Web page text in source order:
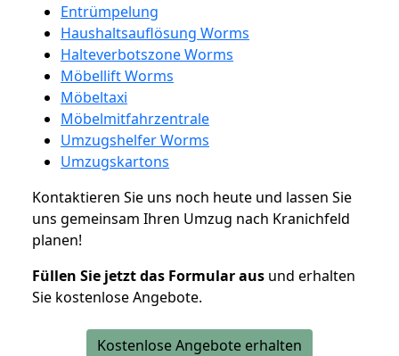
Entrümpelung
Haushaltsauflösung Worms
Halteverbotszone Worms
Möbellift Worms
Möbeltaxi
Möbelmitfahrzentrale
Umzugshelfer Worms
Umzugskartons
Kontaktieren Sie uns noch heute und lassen Sie
uns gemeinsam Ihren Umzug nach Kranichfeld
planen!
Füllen Sie jetzt das Formular aus und erhalten
Sie kostenlose Angebote.
Kostenlose Angebote erhalten